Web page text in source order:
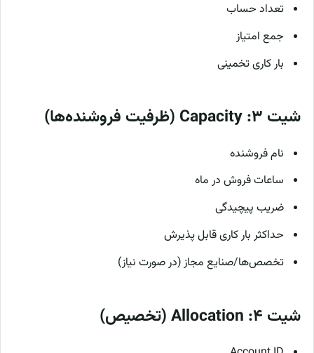
تعداد حساب
جمع امتیاز
بار کاری تخمینی
شیت ۳: Capacity (ظرفیت فروشنده‌ها)
نام فروشنده
ساعات فروش در ماه
ضریب پیچیدگی
حداکثر بار کاری قابل پذیرش
تخصص‌ها/صنایع مجاز (در صورت نیاز)
شیت ۴: Allocation (تخصیص)